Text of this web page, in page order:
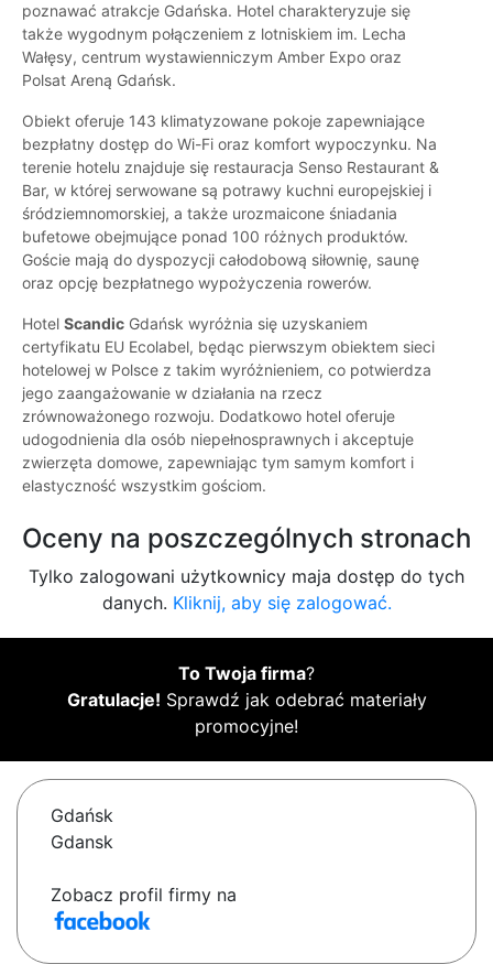
poznawać atrakcje Gdańska. Hotel charakteryzuje się
także wygodnym połączeniem z lotniskiem im. Lecha
Wałęsy, centrum wystawienniczym Amber Expo oraz
Polsat Areną Gdańsk.
Obiekt oferuje 143 klimatyzowane pokoje zapewniające
bezpłatny dostęp do Wi-Fi oraz komfort wypoczynku. Na
terenie hotelu znajduje się restauracja Senso Restaurant &
Bar, w której serwowane są potrawy kuchni europejskiej i
śródziemnomorskiej, a także urozmaicone śniadania
bufetowe obejmujące ponad 100 różnych produktów.
Goście mają do dyspozycji całodobową siłownię, saunę
oraz opcję bezpłatnego wypożyczenia rowerów.
Hotel Scandic Gdańsk wyróżnia się uzyskaniem
certyfikatu EU Ecolabel, będąc pierwszym obiektem sieci
hotelowej w Polsce z takim wyróżnieniem, co potwierdza
jego zaangażowanie w działania na rzecz
zrównoważonego rozwoju. Dodatkowo hotel oferuje
udogodnienia dla osób niepełnosprawnych i akceptuje
zwierzęta domowe, zapewniając tym samym komfort i
elastyczność wszystkim gościom.
Oceny na poszczególnych stronach
Tylko zalogowani użytkownicy maja dostęp do tych
danych. Kliknij, aby się zalogować.
To Twoja firma?
Gratulacje! Sprawdź jak odebrać materiały
promocyjne!
Gdańsk
Gdansk
Zobacz profil firmy na